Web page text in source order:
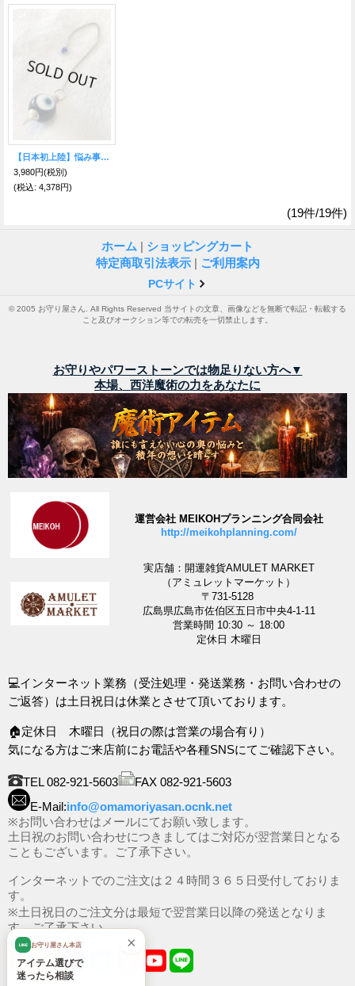
【日本初上陸】悩み事の答えを導き出す！魔除けのナザールボンジュウ🧿ペンデュラム
3,980円(税別)
(税込: 4,378円)
(19件/19件)
ホーム | ショッピングカート
特定商取引法表示 | ご利用案内
PCサイト
© 2005 お守り屋さん. All Rights Reserved 当サイトの文章、画像などを無断で転記・転載する
こと及びオークション等での転売を一切禁止します。
お守りやパワーストーンでは物足りない方へ▼
本場、西洋魔術の力をあなたに
運営会社 MEIKOHプランニング合同会社
http://meikohplanning.com/
実店舗：開運雑貨AMULET MARKET
（アミュレットマーケット）
〒731-5128
広島県広島市佐伯区五日市中央4-1-11
営業時間 10:30 ～ 18:00
定休日 木曜日
💻インターネット業務（受注処理・発送業務・お問い合わせの
ご返答）は土日祝日は休業とさせて頂いております。
🏠定休日 木曜日（祝日の際は営業の場合有り）
気になる方はご来店前にお電話や各種SNSにてご確認下さい。
TEL 082-921-5603
FAX 082-921-5603
E-Mail:info@omamoriyasan.ocnk.net
※お問い合わせはメールにてお願い致します。
土日祝のお問い合わせにつきましてはご対応が翌営業日となる
こともございます。ご了承下さい。
インターネットでのご注文は２４時間３６５日受付しておりま
す。
※土日祝日のご注文分は最短で翌営業日以降の発送となりま
す。ご了承下さい。
×
LINE お守り屋さん本店
アイテム選びで
迷ったら相談